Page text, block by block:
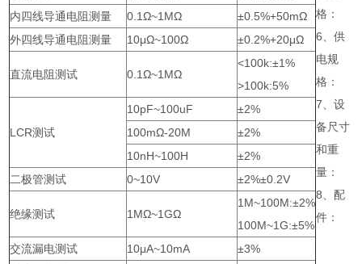
内四线导通电阻测量
0.1Ω~1MΩ
±0.5%+50mΩ
外四线导通电阻测量
10μΩ~100Ω ±0.2%+20μΩ
直流电阻测试 0.1Ω~1MΩ
<100k:±1%
>100k:5%
LCR测试
10pF~100uF
±2%
100mΩ-20M
±2%
10nH~100H
±2%
二极管测试
0~10V ±2%±0.2V
绝缘测试 1MΩ~1GΩ
1M~100M:±2%
100M~1G:±5%
交流漏电测试
10μA~10mA
±3%
格：
6、供
电规
格：
7、设
备尺寸
和重
量：
8、配
件：